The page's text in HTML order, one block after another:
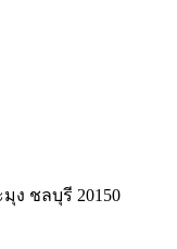
มุง ชลบุรี 20150